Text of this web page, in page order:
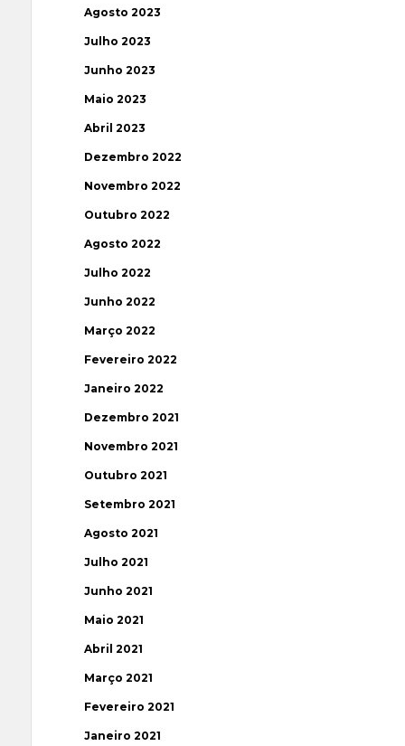
Agosto 2023
Julho 2023
Junho 2023
Maio 2023
Abril 2023
Dezembro 2022
Novembro 2022
Outubro 2022
Agosto 2022
Julho 2022
Junho 2022
Março 2022
Fevereiro 2022
Janeiro 2022
Dezembro 2021
Novembro 2021
Outubro 2021
Setembro 2021
Agosto 2021
Julho 2021
Junho 2021
Maio 2021
Abril 2021
Março 2021
Fevereiro 2021
Janeiro 2021